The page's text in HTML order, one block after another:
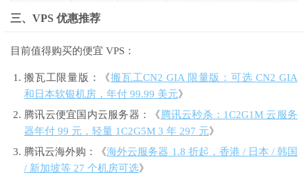
三、VPS 优惠推荐
目前值得购买的便宜 VPS：
搬瓦工限量版：《搬瓦工CN2 GIA 限量版：可选 CN2 GIA
和日本软银机房，年付 99.99 美元》
腾讯云便宜国内云服务器：《腾讯云秒杀：1C2G1M 云服务
器年付 99 元，轻量 1C2G5M 3 年 297 元》
腾讯云海外购：《海外云服务器 1.8 折起，香港 / 日本 / 韩国
/ 新加坡等 27 个机房可选》